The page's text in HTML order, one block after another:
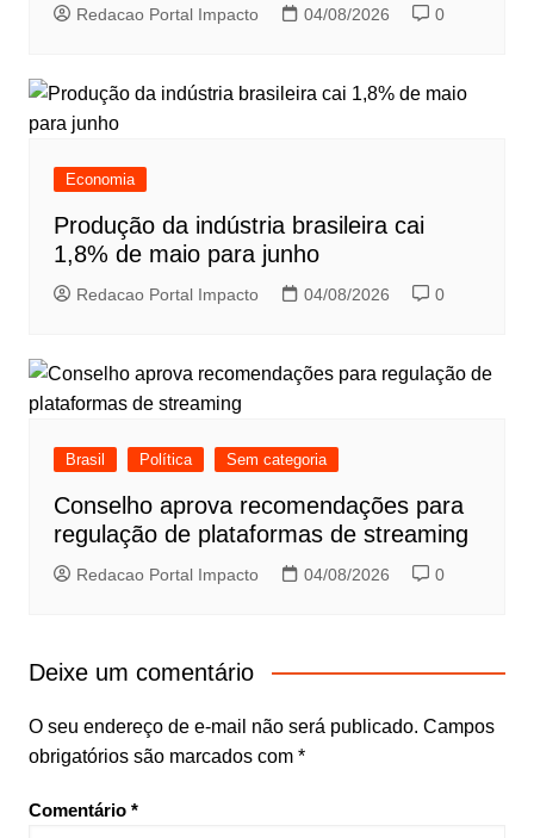
Redacao Portal Impacto 04/08/2026 0
Economia
Produção da indústria brasileira cai
1,8% de maio para junho
Redacao Portal Impacto 04/08/2026 0
Brasil Política Sem categoria
Conselho aprova recomendações para
regulação de plataformas de streaming
Redacao Portal Impacto 04/08/2026 0
Deixe um comentário
O seu endereço de e-mail não será publicado. Campos
obrigatórios são marcados com *
Comentário *